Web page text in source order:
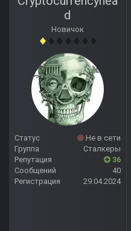
d
Новичок
Статус
Не в сети
Группа
Сталкеры
Репутация
36
Сообщений
40
Регистрация
29.04.2024